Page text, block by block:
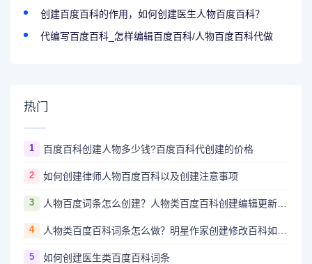
创建百度百科的作用，如何创建医生人物百度百科？
代编写百度百科_怎样编辑百度百科/人物百度百科代做
热门
1 百度百科创建人物多少钱?百度百科代创建的价格
2 如何创建律师人物百度百科以及创建注意事项
3 人物百度词条怎么创建？人物类百度百科创建编辑更新技巧
4
5 如何创建医生类百度百科词条